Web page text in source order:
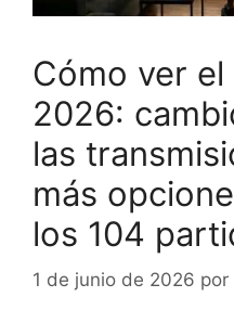
Cómo ver el
2026:
las
más
los 104
1 de junio de 2026 por